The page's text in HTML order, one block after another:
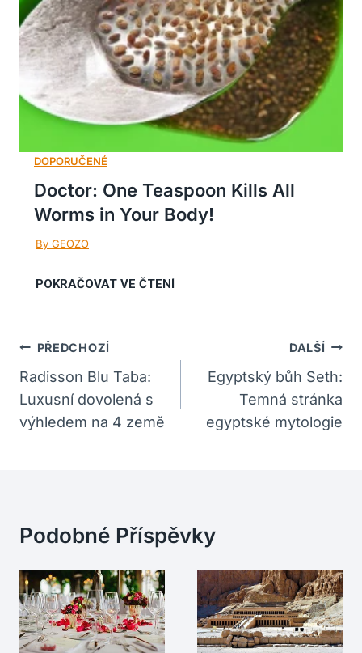
Doctor: One Teaspoon Kills All
Worms in Your Body!
Navigace
Pro
Příspěvek
PŘEDCHOZÍ
Radisson Blu Taba:
Luxusní dovolená s
výhledem na 4 země
DALŠÍ
Egyptský bůh Seth:
Temná stránka
egyptské mytologie
Podobné Příspěvky